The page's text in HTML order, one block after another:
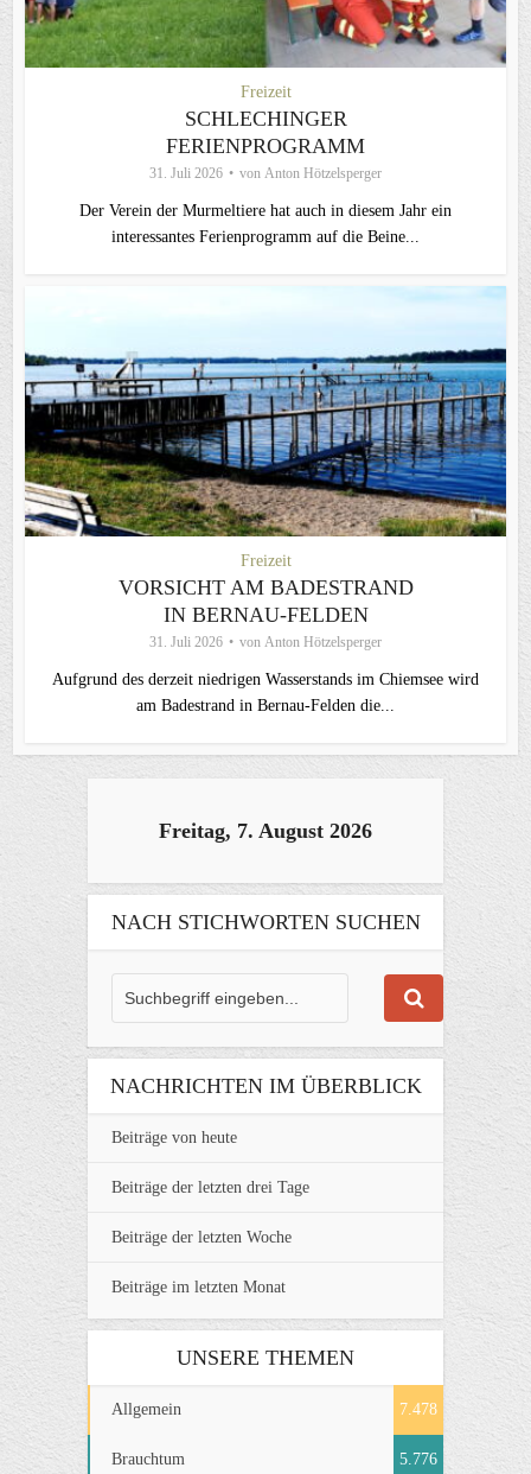
Freizeit
SCHLECHINGER
FERIENPROGRAMM
31. Juli 2026 von Anton Hötzelsperger
Der Verein der Murmeltiere hat auch in diesem Jahr ein
interessantes Ferienprogramm auf die Beine...
Freizeit
VORSICHT AM BADESTRAND
IN BERNAU-FELDEN
31. Juli 2026 von Anton Hötzelsperger
Aufgrund des derzeit niedrigen Wasserstands im Chiemsee wird
am Badestrand in Bernau-Felden die...
Freitag, 7. August 2026
NACH STICHWORTEN SUCHEN
NACHRICHTEN IM ÜBERBLICK
Beiträge von heute
Beiträge der letzten drei Tage
Beiträge der letzten Woche
Beiträge im letzten Monat
UNSERE THEMEN
Allgemein 7.478
Brauchtum 5.776